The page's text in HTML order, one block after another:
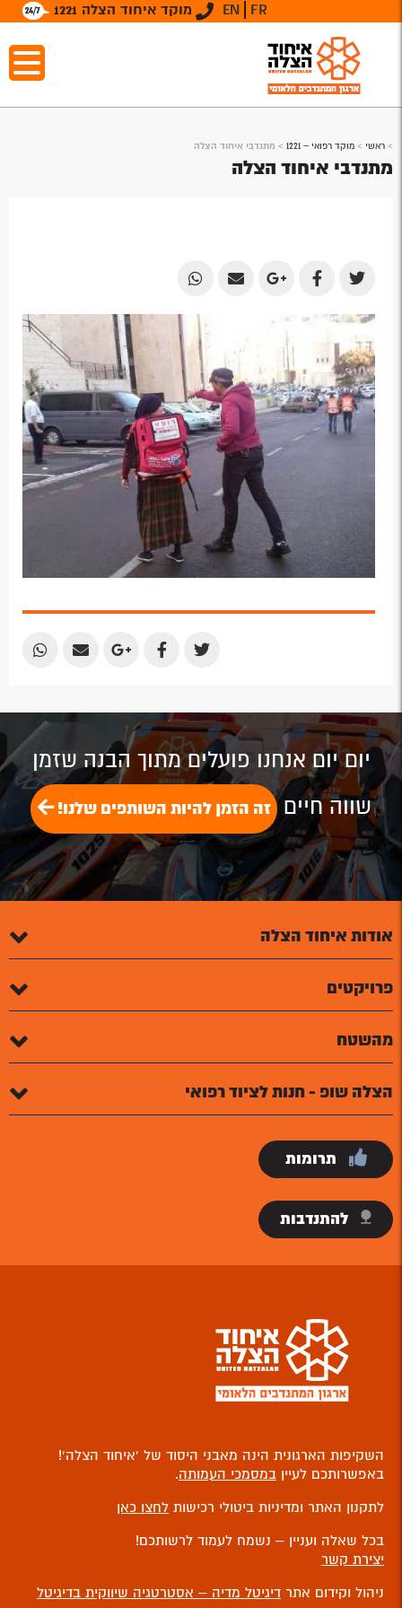
מוקד איחוד הצלה 1221 EN FR
> ראשי > מוקד רפואי – 1221 > מתנדבי איחוד הצלה
מתנדבי איחוד הצלה
Share
on
Twitter
Share
on
Facebook
Share
Share
Email
Share
by
Email
Share
Share
Share
Share
Share
יום יום אנחנו פועלים מתוך הבנה שזמן
שווה חיים זה הזמן להיות השותפים שלנו!
אודות איחוד הצלה
פרויקטים
מהשטח
הצלה שופ - חנות לציוד רפואי
תרומות
להתנדבות
השקיפות הארגונית הינה מאבני היסוד של ‘איחוד הצלה’!
באפשרותכם לעיין במסמכי העמותה.
לתקנון האתר ומדיניות ביטולי רכישות לחצו כאן
בכל שאלה ועניין – נשמח לעמוד לרשותכם!
יצירת קשר
ניהול וקידום אתר דיגיטל מדיה – אסטרטגיה שיווקית בדיגיטל